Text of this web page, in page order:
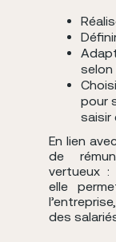
selon
pour
saisir
En lien
de
vertueux :
elle
des